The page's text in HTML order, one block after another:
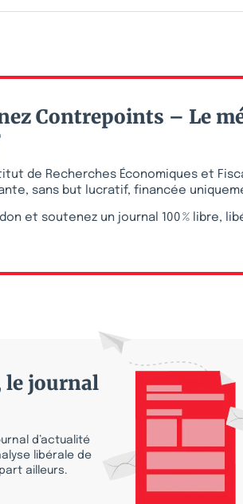
Contrepoints – Le
de Recherches Économiques et
sans but lucratif, financée
et soutenez un journal 100 % libre,
le journal
d’actualité
libérale de
ailleurs.